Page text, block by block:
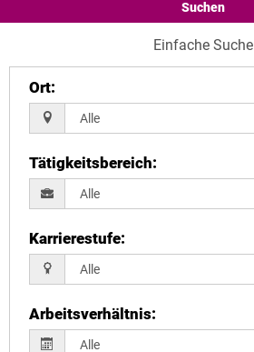
Suchen
Einfache Suche
Ort:
Tätigkeitsbereich:
Karrierestufe:
Arbeitsverhältnis: